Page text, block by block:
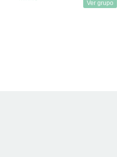
Ver grupo